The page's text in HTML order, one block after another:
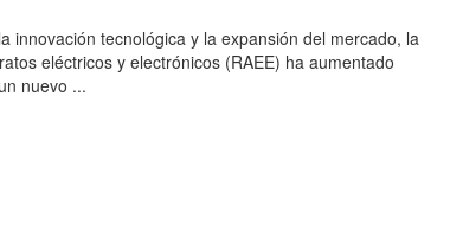
innovación tecnológica y la expansión del mercado, la
eléctricos y electrónicos (RAEE) ha aumentado
nuevo ...